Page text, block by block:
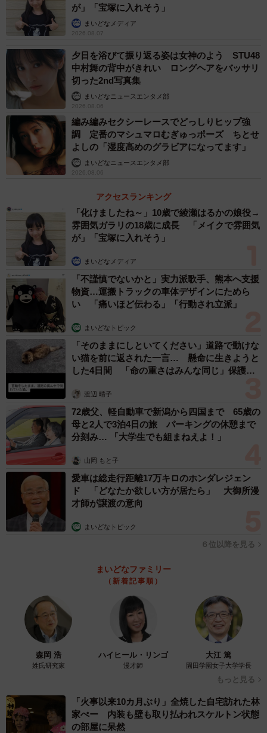
が」「宝塚に入れそう」
まいどなメディア
2026.08.07
夕日を浴びて振り返る姿は女神のよう STU48
中村舞の背中がきれい ロングヘアをバッサリ
切った2nd写真集
まいどなニュースエンタメ部
2026.08.06
編み編みセクシーレースでどっしりヒップ強
調 定番のマシュマロむぎゅっポーズ ちとせ
よしの「湿度高めのグラビアになってます」
まいどなニュースエンタメ部
2026.08.06
アクセスランキング
「化けましたね～」10歳で綾瀬はるかの娘役→
雰囲気ガラリの18歳に成長 「メイクで雰囲気
が」「宝塚に入れそう」
まいどなメディア
「不謹慎でないかと」実力派歌手、熊本へ支援
物資…運搬トラックの車体デザインにためら
い 「痛いほど伝わる」「行動され立派」
まいどなトピック
「そのままにしといてください」道路で動けな
い猫を前に返された一言… 懸命に生きようと
した4日間 「命の重さはみんな同じ」保護団
渡辺 晴子
72歳父、軽自動車で新潟から四国まで 65歳の
母と2人で3泊4日の旅 パーキングの休憩まで
分刻み… 「大学生でも組まねえよ！」
山岡 もと子
愛車は総走行距離17万キロのホンダレジェン
ド 「どなたか欲しい方が居たら」 大御所漫
才師が譲渡の意向
まいどなトピック
６位以降を見る
まいどなファミリー
（新着記事順）
森岡 浩
姓氏研究家
ハイヒール・リンゴ
漫才師
大江 篤
園田学園女子大学学長
もっと見る
「火事以来10カ月ぶり」全焼した自宅訪れた林
家ぺー 内装も壁も取り払われスケルトン状態
の部屋に呆然